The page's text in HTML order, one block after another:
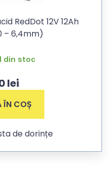
RedDot 12V 12Ah
– 6,4mm)
din stoc
lei
ÎN COȘ
de dorințe